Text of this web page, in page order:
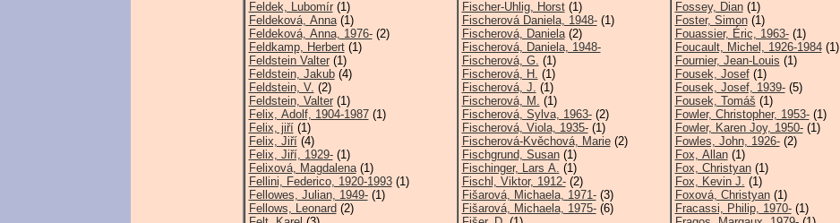
Feldek, Lubomír(1)
Feldeková, Anna(1)
Feldeková, Anna, 1976-(2)
Feldkamp, Herbert(1)
Feldstein Valter(1)
Feldstein, Jakub(4)
Feldstein, V. (2)
Feldstein, Valter(1)
Felix, Adolf, 1904-1987(1)
Felix, jiří(1)
Felix, Jiří(4)
Felix, Jiří, 1929-(1)
Felixová, Magdalena(1)
Fellini, Federico, 1920-1993(1)
Fellowes, Julian, 1949-(1)
Fellows, Leonard (2)
Fischer-Uhlig, Horst(1)
Fischerová Daniela, 1948-(1)
Fischerová, Daniela(2)
Fischerová, Daniela, 1948-
Fischerová, G. (1)
Fischerová, H. (1)
Fischerová, J. (1)
Fischerová, M. (1)
Fischerová, Sylva, 1963-(2)
Fischerová, Viola, 1935-(1)
Fischerová-Kvěchová, Marie(2)
Fischgrund, Susan(1)
Fischinger, Lars A. (1)
Fischl, Viktor, 1912-(2)
Fišarová, Michaela, 1971-(3)
Fišarová, Michaela, 1975-(6)
Fossey, Dian(1)
Foster, Simon(1)
Fouassier, Éric, 1963-(1)
Foucault, Michel, 1926-1984(1)
Fournier, Jean-Louis (1)
Fousek, Josef(1)
Fousek, Josef, 1939-(5)
Fousek, Tomáš (1)
Fowler, Christopher, 1953-(1)
Fowler, Karen Joy, 1950-(1)
Fowles, John, 1926-(2)
Fox, Allan(1)
Fox, Christyan(1)
Fox, Kevin J. (1)
Foxová, Christyan(1)
Fracassi, Philip, 1970-(1)